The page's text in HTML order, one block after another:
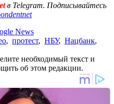
в Telegram. Подписывайтесь
News
, протест, НБУ, Нацбанк,
необходимый текст и
об этом редакции.